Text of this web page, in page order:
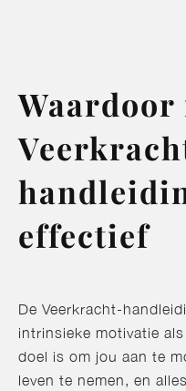
Waardoor
effectief
De Veerkracht-
intrinsieke motivatie
doel is om jou aan te
leven te nemen, en